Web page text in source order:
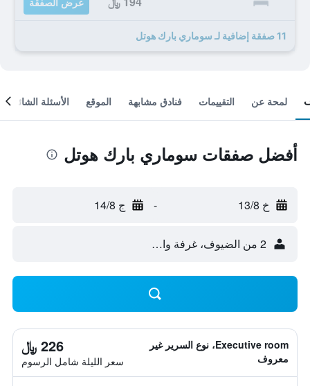
11 صفقة إضافية لـ سوماري بارك هوتل
لمحة عن التقييمات فنادق مشابهة الموقع الأسئلة الشائعة
أفضل صفقات سوماري بارك هوتل
خ 13/8 - ج 14/8
2 من الضيوف، غرفة واحدة
Executive room، نوع السرير غير
معروف
226 ﷼
سعر الليلة شامل الرسوم